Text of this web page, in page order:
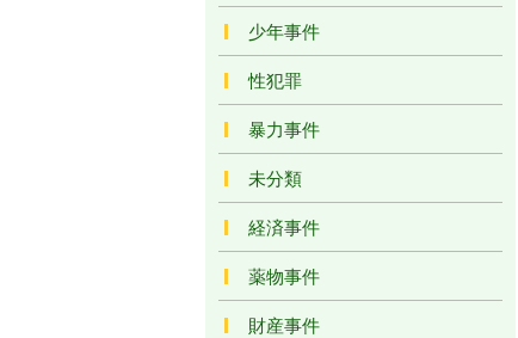
少年事件
性犯罪
暴力事件
未分類
経済事件
薬物事件
財産事件